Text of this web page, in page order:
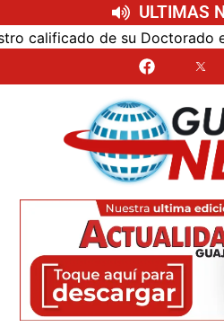
ULTIMAS
de su Doctorado en